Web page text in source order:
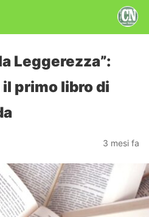
Leggerezza”:
primo libro di
3 mesi fa